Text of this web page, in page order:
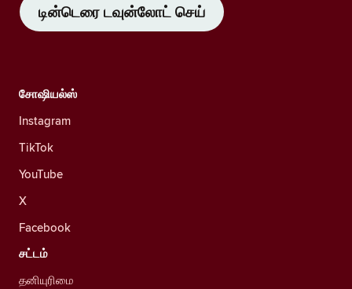
டின்டெரை டவுன்லோட் செய்
சோஷியல்ஸ்
Instagram
TikTok
YouTube
X
Facebook
சட்டம்
தனியுரிமை